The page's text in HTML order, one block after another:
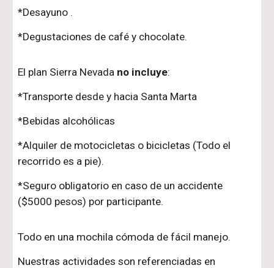
*Desayuno .
*Degustaciones de café y chocolate.
El plan Sierra Nevada no incluye:
*Transporte desde y hacia Santa Marta
*Bebidas alcohólicas
*Alquiler de motocicletas o bicicletas (Todo el
recorrido es a pie).
*Seguro obligatorio en caso de un accidente
($5000 pesos) por participante.
Todo en una mochila cómoda de fácil manejo.
Nuestras actividades son referenciadas en